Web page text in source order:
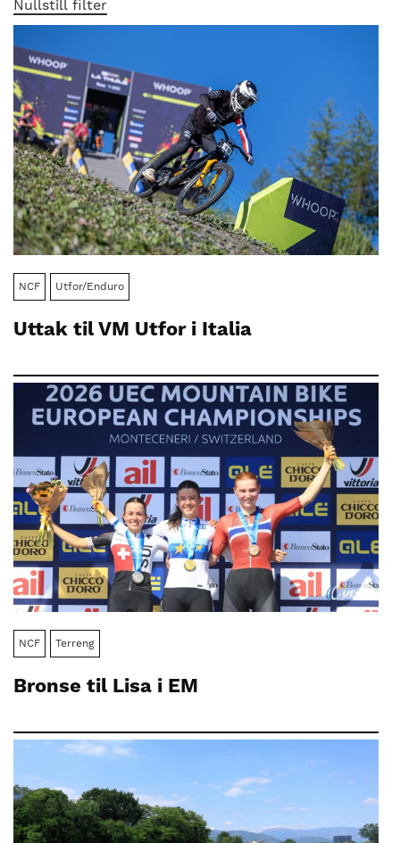
til
bli
en
folkesport.
Nullstill filter
NCF Utfor/Enduro
Uttak til VM Utfor i Italia
NCF Terreng
Bronse til Lisa i EM